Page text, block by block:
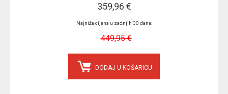
359,96 €
Najniža cijena u zadnjih 30 dana:
449,95 €
DODAJ U KOŠARICU